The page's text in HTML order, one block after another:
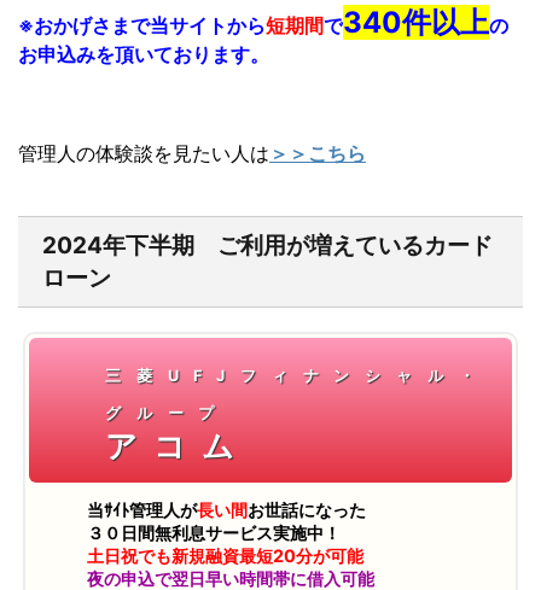
※おかげさまで当サイトから短期間で340件以上の
お申込みを頂いております。
管理人の体験談を見たい人は ＞＞こちら
2024年下半期 ご利用が増えているカード
ローン
三菱UFJフィナンシャル・
グループ
アコム
当ｻｲﾄ管理人が長い間お世話になった
３０日間無利息サービス実施中！
土日祝でも新規融資最短20分が可能
夜の申込で翌日早い時間帯に借入可能